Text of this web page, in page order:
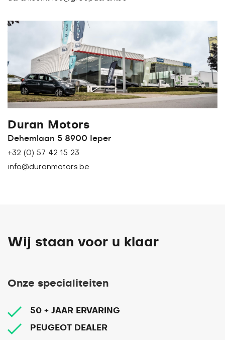
Duran Motors
Dehemlaan 5 8900 Ieper
+32 (0) 57 42 15 23
info@duranmotors.be
Wij staan voor u klaar
Onze specialiteiten
50 + JAAR ERVARING
PEUGEOT DEALER